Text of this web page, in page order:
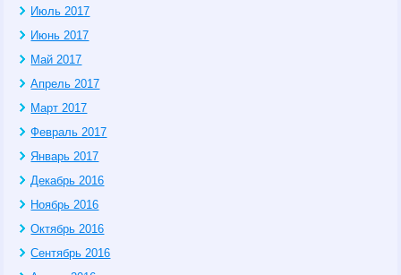
Июль 2017
Июнь 2017
Май 2017
Апрель 2017
Март 2017
Февраль 2017
Январь 2017
Декабрь 2016
Ноябрь 2016
Октябрь 2016
Сентябрь 2016